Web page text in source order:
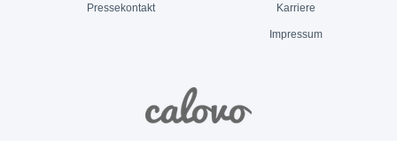
Pressekontakt Karriere
Impressum